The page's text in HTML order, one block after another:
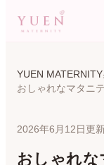
YUEN MATERNITY
2026年6月12日更
おしゃれ